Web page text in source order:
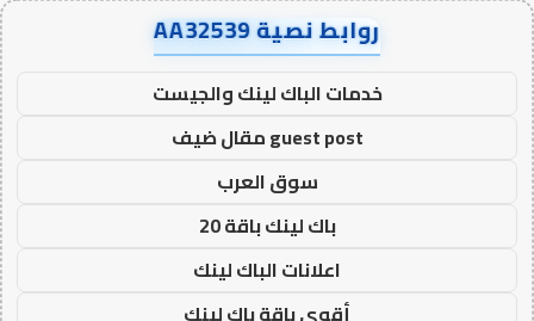
روابط نصية AA32539
خدمات الباك لينك والجيست
guest post مقال ضيف
سوق العرب
باك لينك باقة 20
اعلانات الباك لينك
أقوى باقة باك لينك